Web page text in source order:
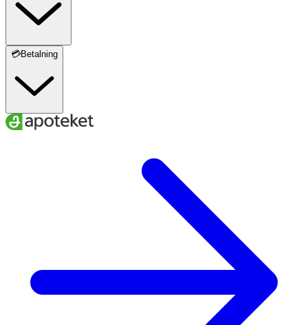
korrekt information.
💳Betalning